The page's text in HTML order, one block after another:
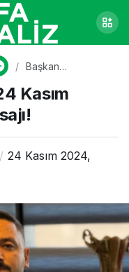
Başkan
Kasım
Öğretmenler Günü
Kasım
24 Kasım 2024,
0